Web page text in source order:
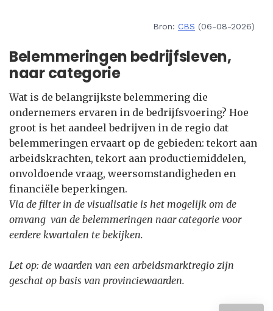
Bron: CBS (06-08-2026)
Belemmeringen bedrijfsleven,
naar categorie
Wat is de belangrijkste belemmering die
ondernemers ervaren in de bedrijfsvoering? Hoe
groot is het aandeel bedrijven in de regio dat
belemmeringen ervaart op de gebieden: tekort aan
arbeidskrachten, tekort aan productiemiddelen,
onvoldoende vraag, weersomstandigheden en
financiële beperkingen.
Via de filter in de visualisatie is het mogelijk om de
omvang van de belemmeringen naar categorie voor
eerdere kwartalen te bekijken.
Let op: de waarden van een arbeidsmarktregio zijn
geschat op basis van provinciewaarden.